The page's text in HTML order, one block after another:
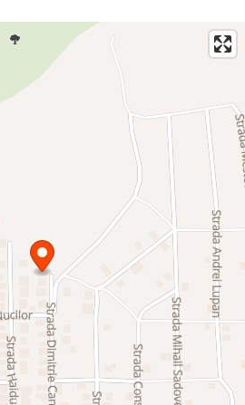
pentru vânzare imediată, iar documentația